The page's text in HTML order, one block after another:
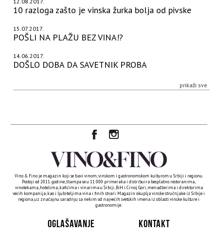
10 razloga zašto je vinska žurka bolja od pivske
15.07.2017.
POŠLI NA PLAŽU BEZ VINA!?
14.06.2017.
DOŠLO DOBA DA SAVETNIK PROBA
prikaži sve
Vino & Fino je magazin koji se bavi vinom, vinskom i gastronomskom kulturom u Srbiji i regionu.
Postoji od 2011. godine, štampa se u 11 000 primeraka i distribuira besplatno restoranima,
vinotekama, hotelima, kafićima i vinarima u Srbiji, BiH i Crnoj Gori, menadžerima i direktorima
većih kompanija, kao i ljubiteljima vina i finih stvari. Magazin okuplja vinske stručnjake iz Srbije i
regiona, uz značajnu saradnju sa nekim od najvećih svetskih imena iz oblasti vinske kulture i
gastronomije.
OGLAŠAVANJE KONTAKT